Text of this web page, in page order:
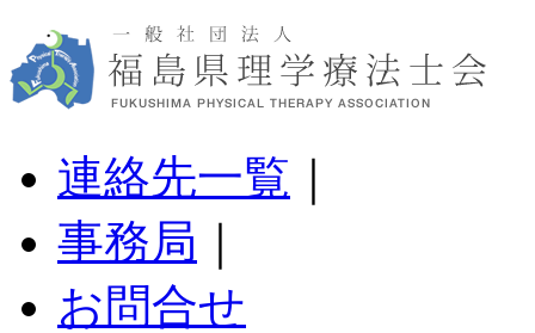
連絡先一覧
事務局
お問合せ